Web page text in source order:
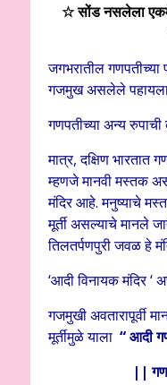
☆ सोंड नसलेला
जगभरातील गणपतीच्या
गजमुख असलेले
गणपतीच्या अन्य
मात्र, दक्षिण भारतात
म्हणजे मानवी मस्तक
मंदिर आहे. मनुष्याचे
मूर्ती असल्याचे मानले
तिलतर्पणपुरी जवळ हे
‘आदी विनायक मंदिर ‘
गजमुखी अवतारापूर्वी
मूर्तीमुळे याला “आदी
||